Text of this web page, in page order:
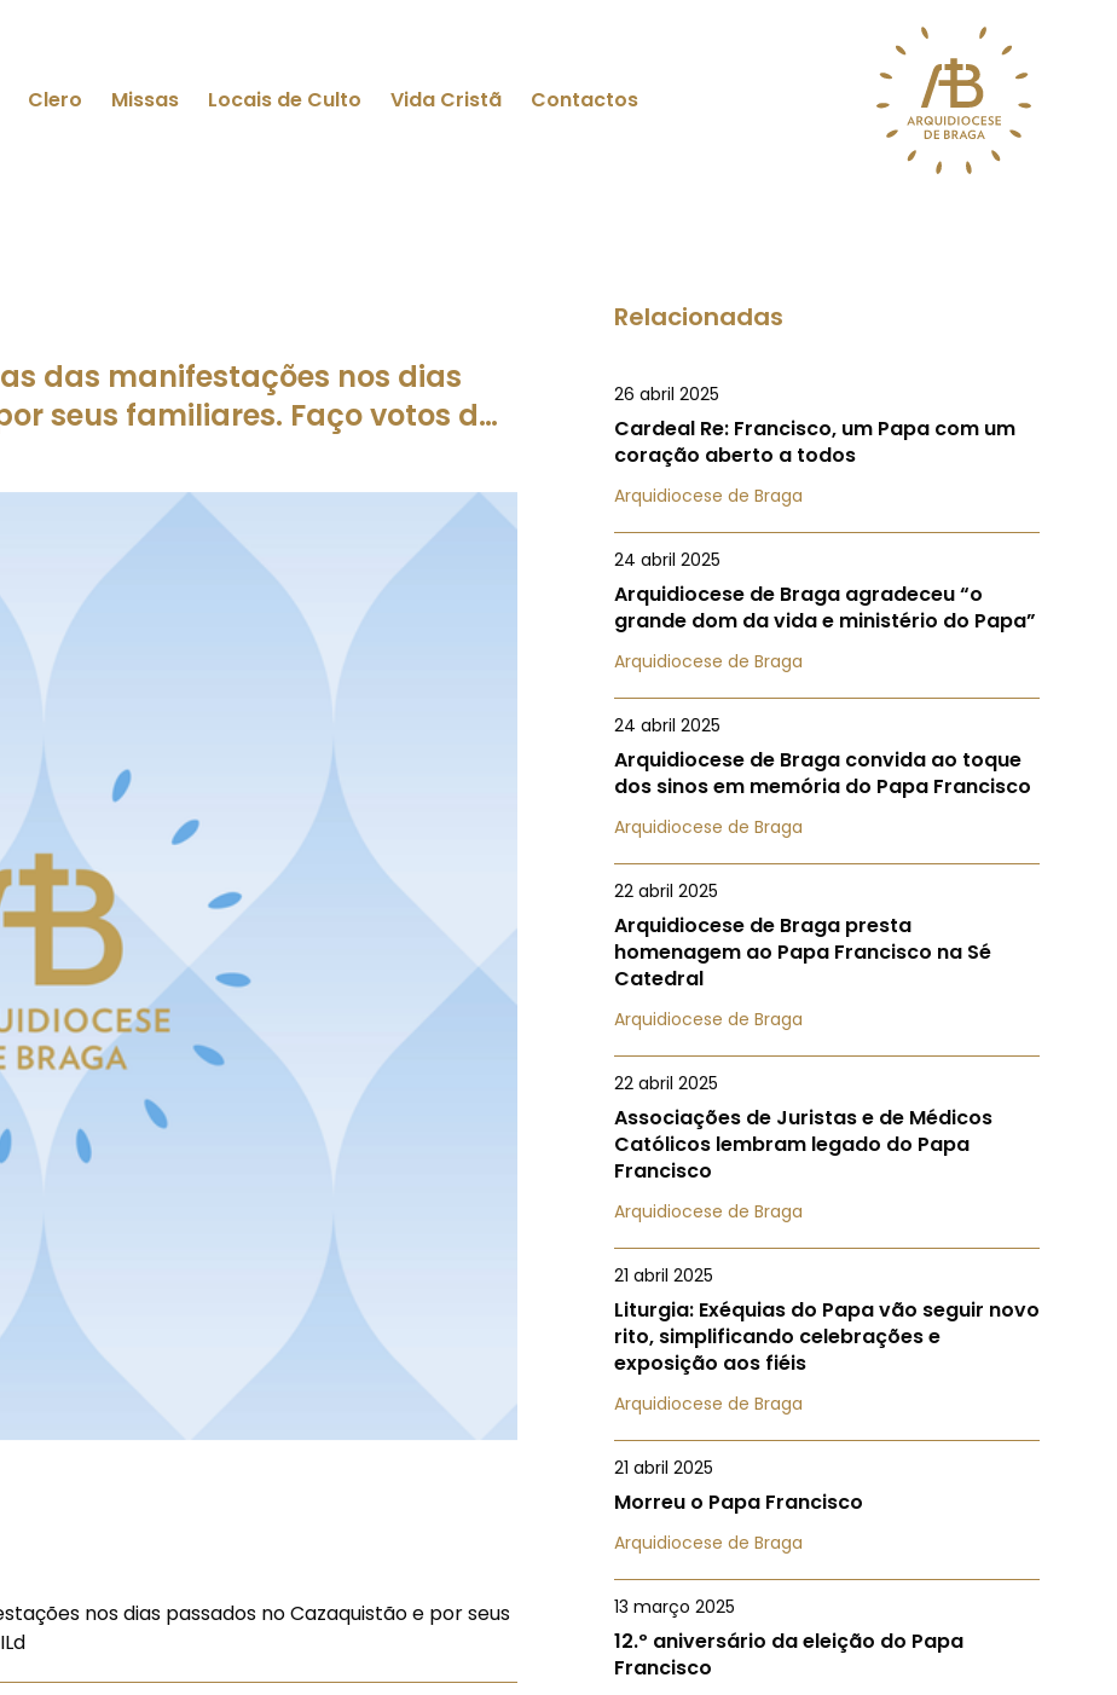
Clero Missas Locais de Culto Vida Cristã Contactos
das manifestações nos dias
seus familiares. Faço votos d…
nos dias passados no Cazaquistão e por seus
Relacionadas
26 abril 2025
Cardeal Re: Francisco, um Papa com um
coração aberto a todos
Arquidiocese de Braga
24 abril 2025
Arquidiocese de Braga agradeceu “o
grande dom da vida e ministério do Papa”
Arquidiocese de Braga
24 abril 2025
Arquidiocese de Braga convida ao toque
dos sinos em memória do Papa Francisco
Arquidiocese de Braga
22 abril 2025
Arquidiocese de Braga presta
homenagem ao Papa Francisco na Sé
Catedral
Arquidiocese de Braga
22 abril 2025
Associações de Juristas e de Médicos
Católicos lembram legado do Papa
Francisco
Arquidiocese de Braga
21 abril 2025
Liturgia: Exéquias do Papa vão seguir novo
rito, simplificando celebrações e
exposição aos fiéis
Arquidiocese de Braga
21 abril 2025
Morreu o Papa Francisco
Arquidiocese de Braga
13 março 2025
12.º aniversário da eleição do Papa
Francisco